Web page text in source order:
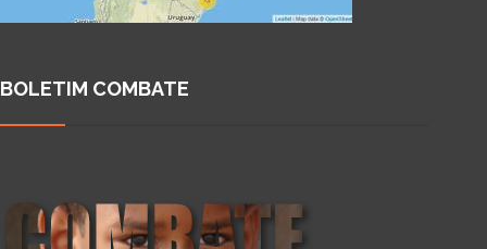
BOLETIM COMBATE